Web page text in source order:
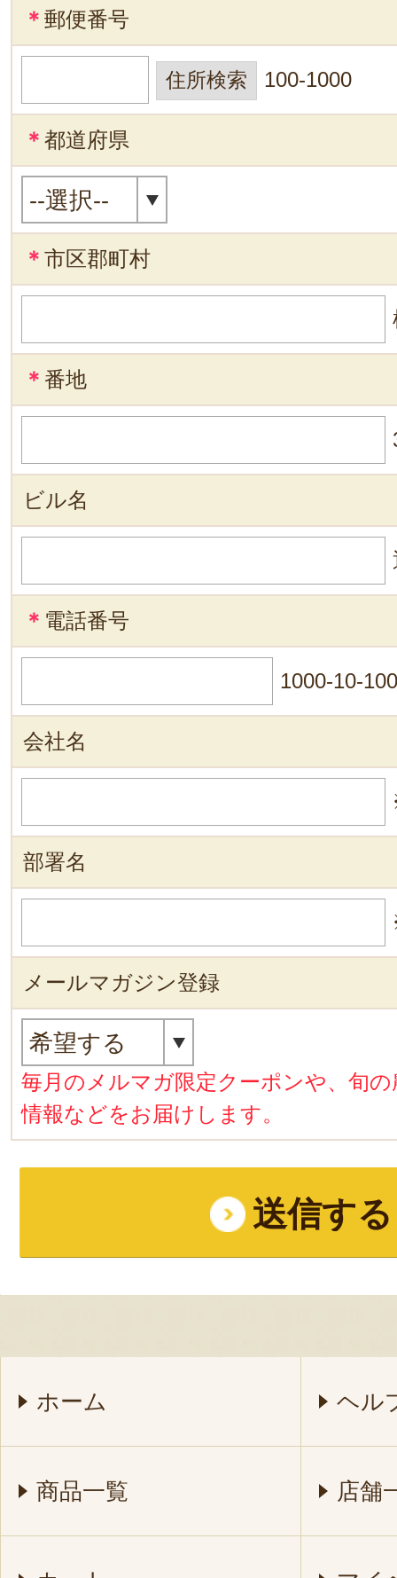
＊ 郵便番号
100-1000
＊ 都道府県
＊ 市区郡町村
＊ 番地
ビル名
＊ 電話番号
1000-10-
会社名
部署名
メールマガジン登録
毎月のメルマガ限定クーポンや、旬
情報などをお届けします。
ホーム ヘル
商品一覧 店舗